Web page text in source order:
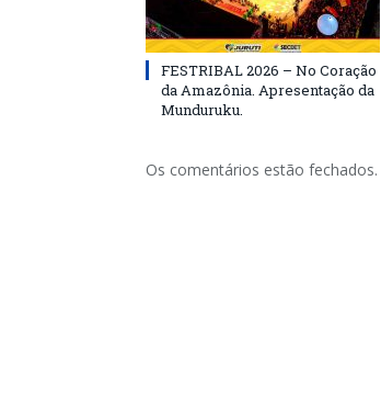
FESTRIBAL 2026 – No Coração
da Amazônia. Apresentação da
Munduruku.
Os comentários estão fechados.